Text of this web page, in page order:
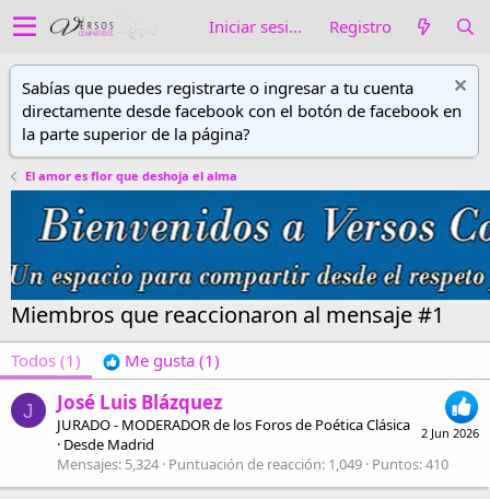
Iniciar sesión Registro
Sabías que puedes registrarte o ingresar a tu cuenta
directamente desde facebook con el botón de facebook en
la parte superior de la página?
El amor es flor que deshoja el alma
Miembros que reaccionaron al mensaje #1
Todos (1) Me gusta (1)
J
2 Jun 2026
José Luis Blázquez
JURADO - MODERADOR de los Foros de Poética Clásica
· Desde Madrid
Mensajes 5,324 Puntuación de reacción 1,049 Puntos 410